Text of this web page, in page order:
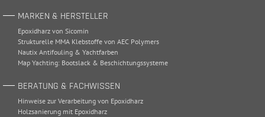
MARKEN & HERSTELLER
Epoxidharz von Sicomin
Strukturelle MMA Klebstoffe von AEC Polymers
Nautix Antifouling & Yachtfarben
Map Yachting: Bootslack & Beschichtungssysteme
BERATUNG & FACHWISSEN
Hinweise zur Verarbeitung von Epoxidharz
Holzsanierung mit Epoxidharz